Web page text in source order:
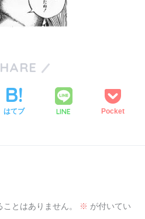
はてブ LINE Pocket
とはありません。 ※ が付いてい